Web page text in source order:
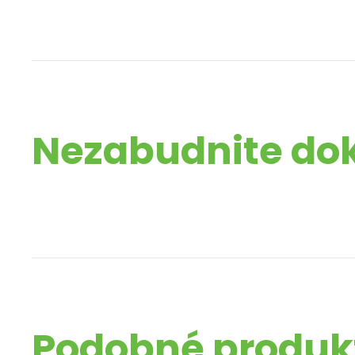
Nezabudnite